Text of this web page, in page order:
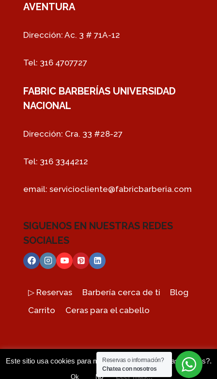
AVENTURA
Dirección: Ac. 3 # 71A-12
Tel: 316 4707727
FABRIC BARBERÍAS UNIVERSIDAD
NACIONAL
Dirección: Cra. 33 #28-27
Tel: 316 3344212
email: serviciocliente@fabricbarberia.com
SIGUENOS EN NUESTRAS REDES
SOCIALES
▷ Reservas Barbería cerca de ti
Blog
Carrito
Ceras para el cabello
© 2026 Fabric Barberias
Este sitio usa cookies para mejorar tu experiencia. Las aceptas?.
Ok No Leer más...
Reservas o información?
Chatea con nosotros